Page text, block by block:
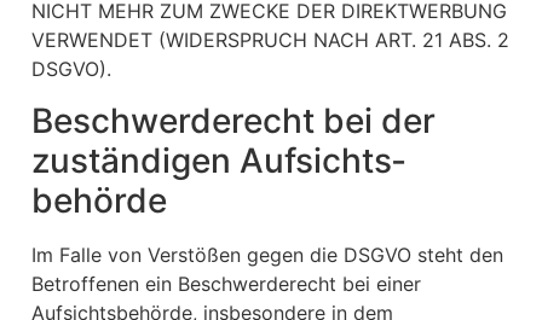
NICHT MEHR ZUM ZWECKE DER DIREKTWERBUNG
VERWENDET (WIDERSPRUCH NACH ART. 21 ABS. 2
DSGVO).
Beschwerde­recht bei der
zuständigen Aufsichts­
behörde
Im Falle von Verstößen gegen die DSGVO steht den
Betroffenen ein Beschwerderecht bei einer
Aufsichtsbehörde, insbesondere in dem